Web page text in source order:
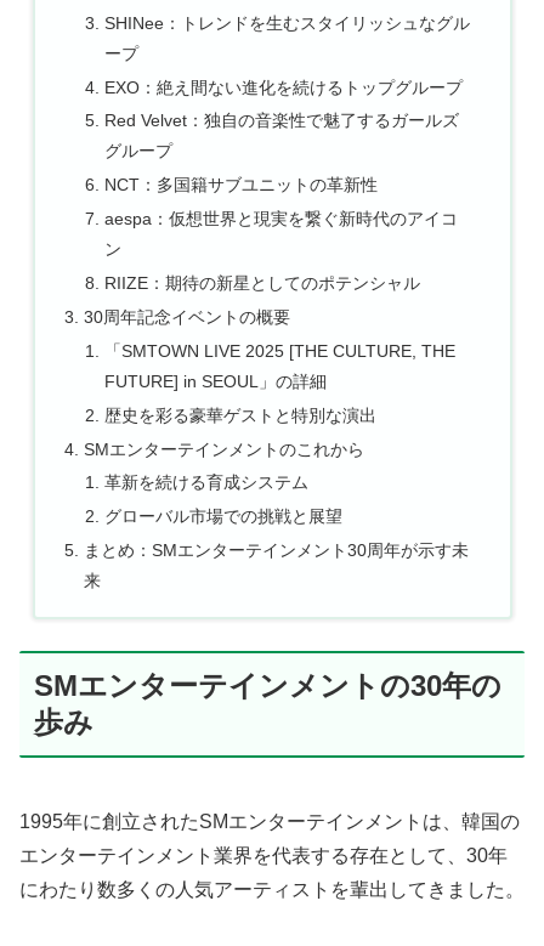
SHINee：トレンドを生むスタイリッシュなグル
ープ
EXO：絶え間ない進化を続けるトップグループ
Red Velvet：独自の音楽性で魅了するガールズ
グループ
NCT：多国籍サブユニットの革新性
aespa：仮想世界と現実を繋ぐ新時代のアイコ
ン
RIIZE：期待の新星としてのポテンシャル
30周年記念イベントの概要
「SMTOWN LIVE 2025 [THE CULTURE, THE
FUTURE] in SEOUL」の詳細
歴史を彩る豪華ゲストと特別な演出
SMエンターテインメントのこれから
革新を続ける育成システム
グローバル市場での挑戦と展望
まとめ：SMエンターテインメント30周年が示す未
来
SMエンターテインメントの30年の
歩み
1995年に創立されたSMエンターテインメントは、韓国の
エンターテインメント業界を代表する存在として、30年
にわたり数多くの人気アーティストを輩出してきました。